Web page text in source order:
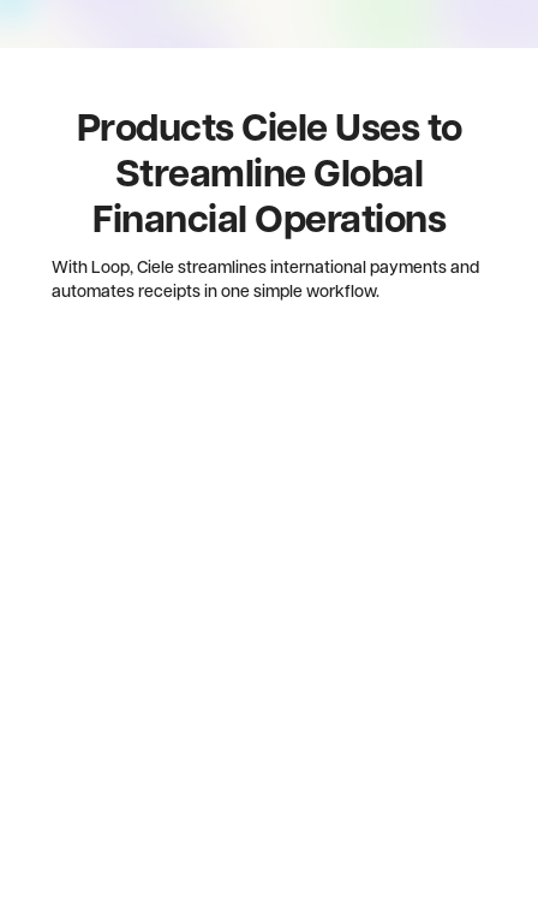
Products Ciele Uses to
Streamline Global
Financial Operations
With Loop, Ciele streamlines international payments and
automates receipts in one simple workflow.